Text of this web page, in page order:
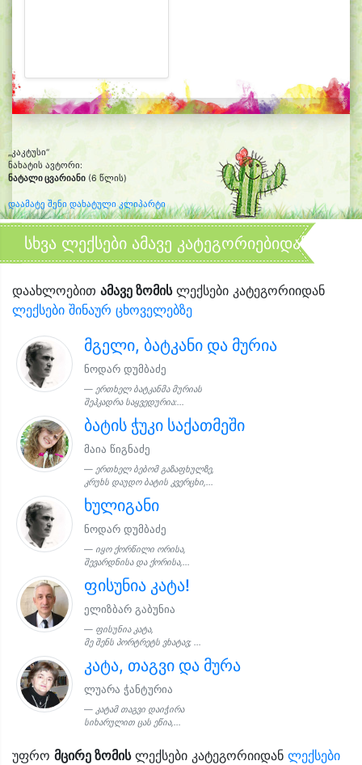
„კაკტუსი“
ნახატის ავტორი:
ნატალი ცვარიანი (6 წლის)
დაამატე შენი დახატული კლიპარტი
სხვა ლექსები ამავე კატეგორიებიდან
დაახლოებით ამავე ზომისლექსები კატეგორიიდან
ლექსები შინაურ ცხოველებზე
მგელი, ბატკანი და მურია
ნოდარ დუმბაძე
ერთხელ ბატკანმა მურიას
შეჰკადრა საყვედურია:...
ბატის ჭუკი საქათმეში
მაია წიგნაძე
ერთხელ ბებომ გაზაფხულზე,
კრუხს დაუდო ბატის კვერცხი,...
ხულიგანი
ნოდარ დუმბაძე
იყო ქორწილი ორისა,
შევარდნისა და ქორისა,...
ფისუნია კატა!
ელიზბარ გაბუნია
ფისუნია კატა,
მე შენს პორტრეტს ვხატავ; ...
კატა, თაგვი და მურა
ლუარა ჭანტურია
კატამ თაგვი დაიჭირა
სიხარულით ცას ეწია,...
უფრო მცირე ზომისლექსები კატეგორიიდან ლექსები